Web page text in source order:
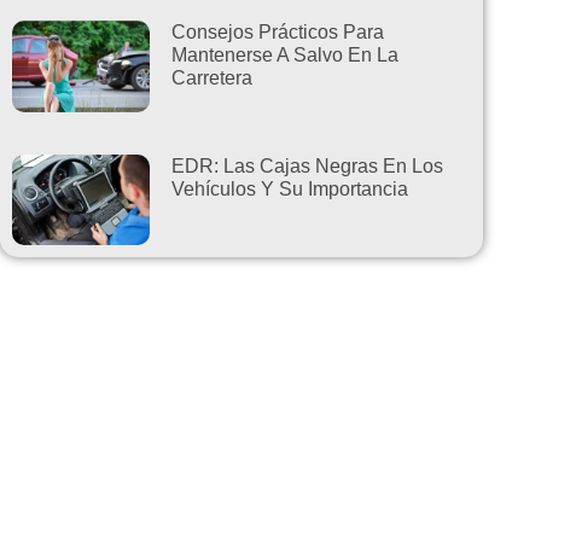
Consejos Prácticos Para
Mantenerse A Salvo En La
Carretera
EDR: Las Cajas Negras En Los
Vehículos Y Su Importancia